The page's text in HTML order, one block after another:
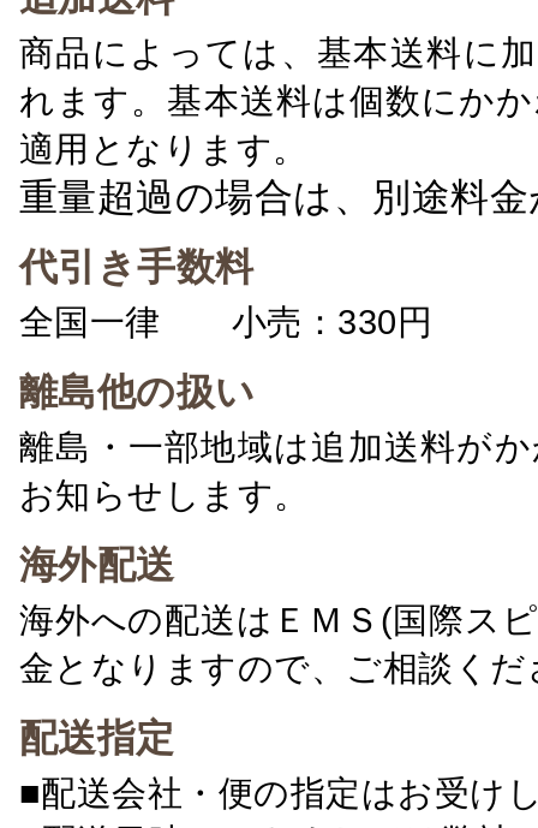
商品によっては、基本送料に
れます。基本送料は個数にか
適用となります。
重量超過の場合は、別途料
代引き手数料
全国一律 小売：330円 卸
離島他の扱い
離島・一部地域は追加送料が
お知らせします。
海外配送
海外への配送はＥＭＳ(国際ス
金となりますので、ご相談くだ
配送指定
■配送会社・便の指定はお受け